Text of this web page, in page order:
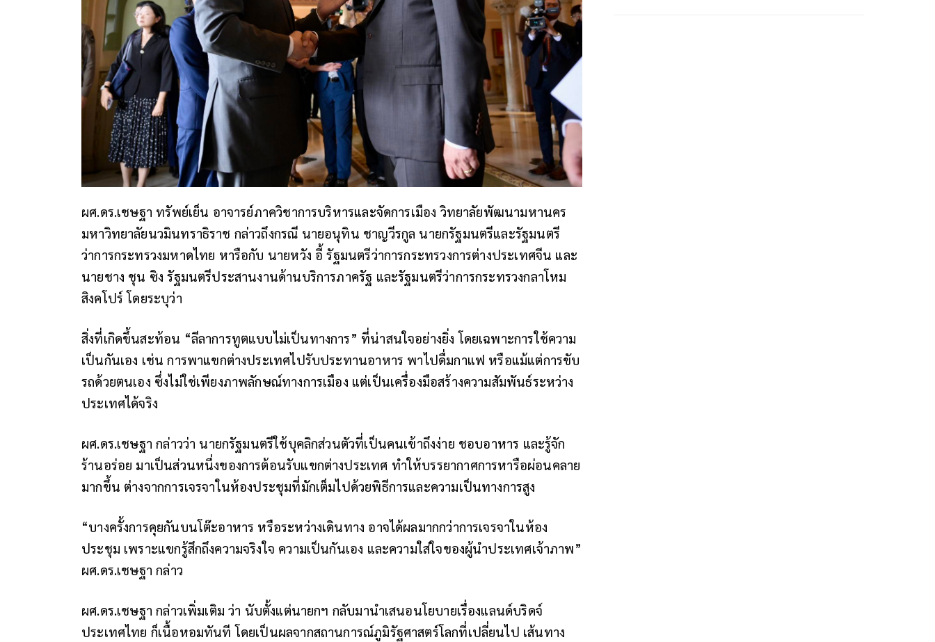
ผศ.ดร.เชษฐา ทรัพย์เย็น อาจารย์ภาควิชาการบริหารและจัดการเมือง วิทยาลัยพัฒนามหานคร
มหาวิทยาลัยนวมินทราธิราช กล่าวถึงกรณี นายอนุทิน ชาญวีรกูล นายกรัฐมนตรีและรัฐมนตรี
ว่าการกระทรวงมหาดไทย หารือกับ นายหวัง อี้ รัฐมนตรีว่าการกระทรวงการต่างประเทศจีน และ
นายชาง ชุน ซิง รัฐมนตรีประสานงานด้านบริการภาครัฐ และรัฐมนตรีว่าการกระทรวงกลาโหม
สิงคโปร์ โดยระบุว่า
สิ่งที่เกิดขึ้นสะท้อน “ลีลาการทูตแบบไม่เป็นทางการ” ที่น่าสนใจอย่างยิ่ง โดยเฉพาะการใช้ความ
เป็นกันเอง เช่น การพาแขกต่างประเทศไปรับประทานอาหาร พาไปดื่มกาแฟ หรือแม้แต่การขับ
รถด้วยตนเอง ซึ่งไม่ใช่เพียงภาพลักษณ์ทางการเมือง แต่เป็นเครื่องมือสร้างความสัมพันธ์ระหว่าง
ประเทศได้จริง
ผศ.ดร.เชษฐา กล่าวว่า นายกรัฐมนตรีใช้บุคลิกส่วนตัวที่เป็นคนเข้าถึงง่าย ชอบอาหาร และรู้จัก
ร้านอร่อย มาเป็นส่วนหนึ่งของการต้อนรับแขกต่างประเทศ ทำให้บรรยากาศการหารือผ่อนคลาย
มากขึ้น ต่างจากการเจรจาในห้องประชุมที่มักเต็มไปด้วยพิธีการและความเป็นทางการสูง
“บางครั้งการคุยกันบนโต๊ะอาหาร หรือระหว่างเดินทาง อาจได้ผลมากกว่าการเจรจาในห้อง
ประชุม เพราะแขกรู้สึกถึงความจริงใจ ความเป็นกันเอง และความใส่ใจของผู้นำประเทศเจ้าภาพ”
ผศ.ดร.เชษฐา กล่าว
ผศ.ดร.เชษฐา กล่าวเพิ่มเติม ว่า นับตั้งแต่นายกฯ กลับมานำเสนอนโยบายเรื่องแลนด์บริดจ์
ประเทศไทย ก็เนื้อหอมทันที โดยเป็นผลจากสถานการณ์ภูมิรัฐศาสตร์โลกที่เปลี่ยนไป เส้นทาง